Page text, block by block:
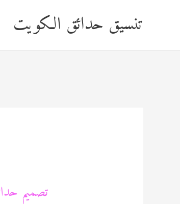
المحتوى
تنسيق حدائق الكويت
تصميم حدائق